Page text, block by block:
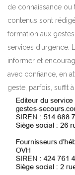
de connaissance ou
contenus sont
formation aux
services d’urgence.
informer et
avec confiance, en
geste, parfois, suffit